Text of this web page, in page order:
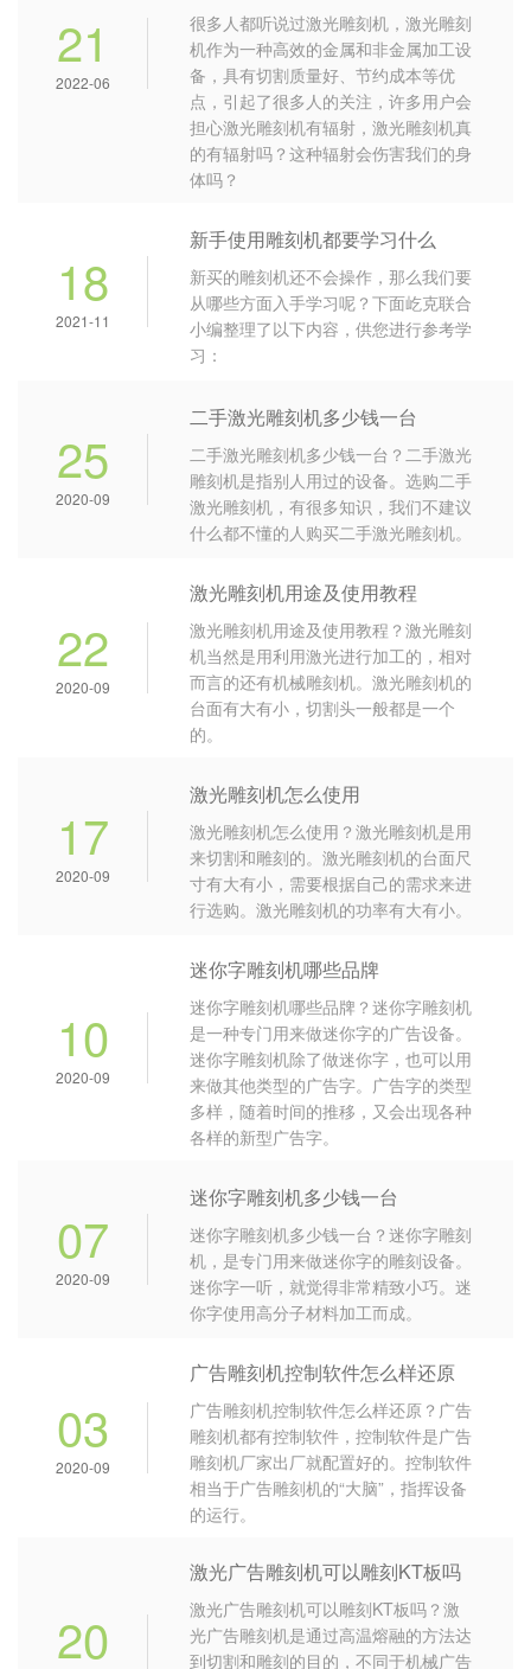
21
2022-06
很多人都听说过激光雕刻机，激光雕刻
机作为一种高效的金属和非金属加工设
备，具有切割质量好、节约成本等优
点，引起了很多人的关注，许多用户会
担心激光雕刻机有辐射，激光雕刻机真
的有辐射吗？这种辐射会伤害我们的身
体吗？
18
2021-11
新手使用雕刻机都要学习什么
新买的雕刻机还不会操作，那么我们要
从哪些方面入手学习呢？下面屹克联合
小编整理了以下内容，供您进行参考学
习：
25
2020-09
二手激光雕刻机多少钱一台
二手激光雕刻机多少钱一台？二手激光
雕刻机是指别人用过的设备。选购二手
激光雕刻机，有很多知识，我们不建议
什么都不懂的人购买二手激光雕刻机。
22
2020-09
激光雕刻机用途及使用教程
激光雕刻机用途及使用教程？激光雕刻
机当然是用利用激光进行加工的，相对
而言的还有机械雕刻机。激光雕刻机的
台面有大有小，切割头一般都是一个
的。
17
2020-09
激光雕刻机怎么使用
激光雕刻机怎么使用？激光雕刻机是用
来切割和雕刻的。激光雕刻机的台面尺
寸有大有小，需要根据自己的需求来进
行选购。激光雕刻机的功率有大有小。
10
2020-09
迷你字雕刻机哪些品牌
迷你字雕刻机哪些品牌？迷你字雕刻机
是一种专门用来做迷你字的广告设备。
迷你字雕刻机除了做迷你字，也可以用
来做其他类型的广告字。广告字的类型
多样，随着时间的推移，又会出现各种
各样的新型广告字。
07
2020-09
迷你字雕刻机多少钱一台
迷你字雕刻机多少钱一台？迷你字雕刻
机，是专门用来做迷你字的雕刻设备。
迷你字一听，就觉得非常精致小巧。迷
你字使用高分子材料加工而成。
03
2020-09
广告雕刻机控制软件怎么样还原
广告雕刻机控制软件怎么样还原？广告
雕刻机都有控制软件，控制软件是广告
雕刻机厂家出厂就配置好的。控制软件
相当于广告雕刻机的“大脑”，指挥设备
的运行。
20
激光广告雕刻机可以雕刻KT板吗
激光广告雕刻机可以雕刻KT板吗？激
光广告雕刻机是通过高温熔融的方法达
到切割和雕刻的目的，不同于机械广告